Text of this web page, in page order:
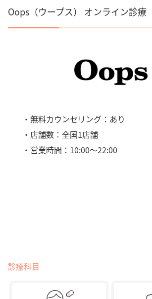
Oops（ウープス） オンライン診療
・無料カウンセリング：あり
・店舗数：全国1店舗
・営業時間：10:00～22:00
診療科目